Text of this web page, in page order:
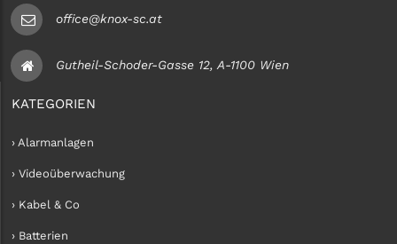
office@knox-sc.at
Gutheil-Schoder-Gasse 12, A-1100 Wien
KATEGORIEN
› Alarmanlagen
› Videoüberwachung
› Kabel & Co
› Batterien